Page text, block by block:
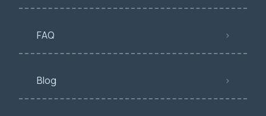
FAQ
Blog